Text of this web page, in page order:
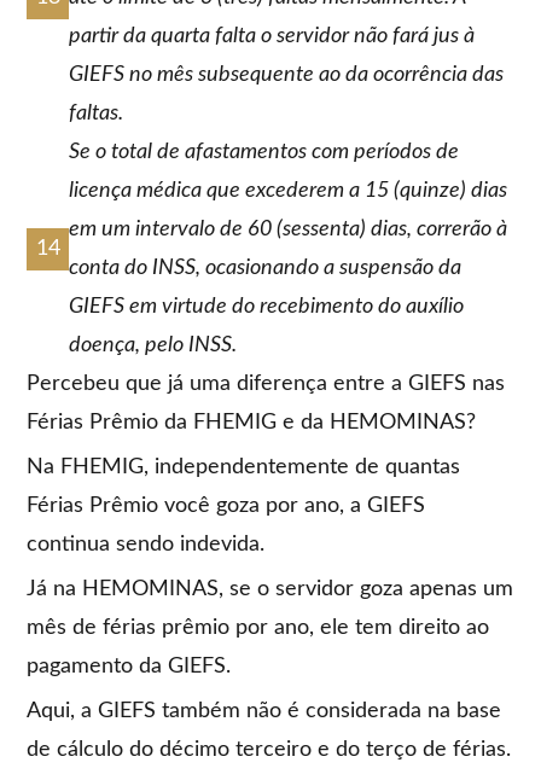
partir da quarta falta o servidor não fará jus à
GIEFS no mês subsequente ao da ocorrência das
faltas.
Se o total de afastamentos com períodos de
licença médica que excederem a 15 (quinze) dias
em um intervalo de 60 (sessenta) dias, correrão à
conta do INSS, ocasionando a suspensão da
GIEFS em virtude do recebimento do auxílio
doença, pelo INSS.
Percebeu que já uma diferença entre a GIEFS nas
Férias Prêmio da FHEMIG e da HEMOMINAS?
Na FHEMIG, independentemente de quantas
Férias Prêmio você goza por ano, a GIEFS
continua sendo indevida.
Já na HEMOMINAS, se o servidor goza apenas um
mês de férias prêmio por ano, ele tem direito ao
pagamento da GIEFS.
Aqui, a GIEFS também não é considerada na base
de cálculo do décimo terceiro e do terço de férias.